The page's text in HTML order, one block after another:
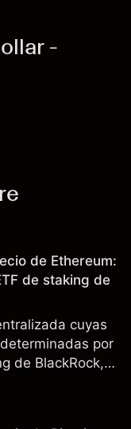
-
de Ethereum:
de staking de
cuyas
por
de BlackRock,
sobre las
futuros.